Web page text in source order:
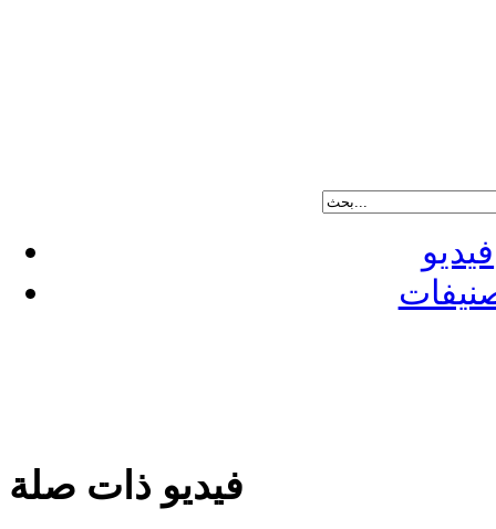
فيديو
فيديو ذات صلة